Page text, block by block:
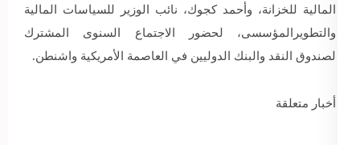
المالية للخزانة، وأحمد كجوك، نائب الوزير للسياسات المالية
والتطويرالمؤسسى، لحضور الاجتماع السنوى المشترك
لصندوق النقد والبنك الدوليين في العاصمة الأمريكية واشنطن.
أخبار متعلقة